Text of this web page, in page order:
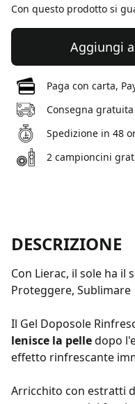
Con questo prodotto si
Aggiungi
Paga con carta,
Consegna
Spedizione in 48
2 campioncini
DESCRIZIONE
Con Lierac, il sole ha il
Proteggere, Sublimare
Il Gel Doposole
lenisce la pelledopo
effetto rinfrescante
Arricchito con estratti